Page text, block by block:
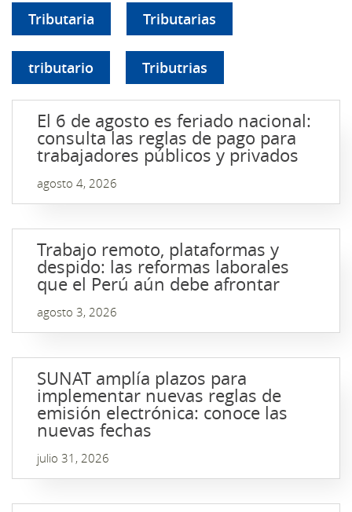
Tributaria Tributarias
tributario Tributrias
El 6 de agosto es feriado nacional:
consulta las reglas de pago para
trabajadores públicos y privados
agosto 4, 2026
Trabajo remoto, plataformas y
despido: las reformas laborales
que el Perú aún debe afrontar
agosto 3, 2026
SUNAT amplía plazos para
implementar nuevas reglas de
emisión electrónica: conoce las
nuevas fechas
julio 31, 2026